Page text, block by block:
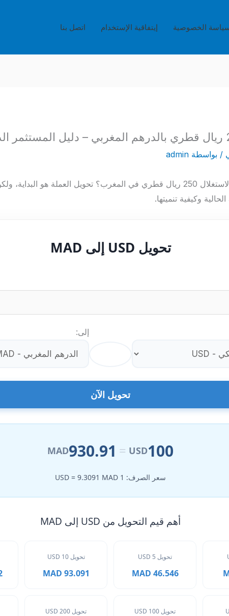
الخصوصية إيتفاقية الإستخدام اتصل بنا
/ بواسطة admin
هل تبحث عن أفضل وسيلة لاستغلال 250 ريال قطري في المغرب؟ تحويل العملة هو
وكيفية تنميتها.
تحويل USD إلى MAD
إلى:
تحويل الآن
100
USD
=
930.91
MAD
سعر الصرف: 1 USD = 9.3091 MAD
أهم قيم التحويل من USD إلى MAD
تحويل 5 USD
46.546 MAD
تحويل 10 USD
93.091 MAD
تحويل 100 USD تحويل 200 USD